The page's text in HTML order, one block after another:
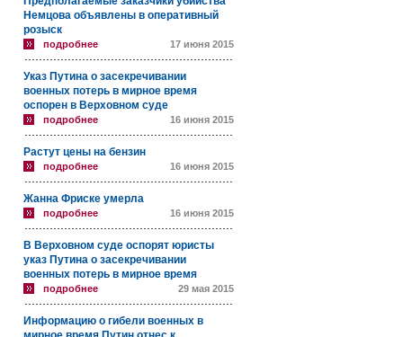
Немцова объявлены в оперативный
розыск
подробнее 17 июня 2015
Указ Путина о засекречивании
военных потерь в мирное время
оспорен в Верховном суде
подробнее 16 июня 2015
Растут цены на бензин
подробнее 16 июня 2015
Жанна Фриске умерла
подробнее 16 июня 2015
В Верховном суде оспорят юристы
указ Путина о засекречивании
военных потерь в мирное время
подробнее 29 мая 2015
Информацию о гибели военных в